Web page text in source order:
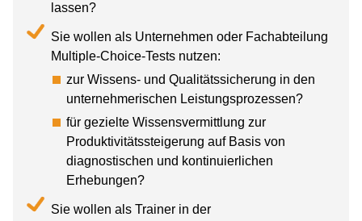
lassen?
Sie wollen als Unternehmen oder Fachabteilung
Multiple-Choice-Tests nutzen:
zur Wissens- und Qualitätssicherung in den
unternehmerischen Leistungsprozessen?
für gezielte Wissensvermittlung zur
Produktivitätssteigerung auf Basis von
diagnostischen und kontinuierlichen
Erhebungen?
Sie wollen als Trainer in der